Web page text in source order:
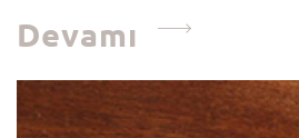
Devamı